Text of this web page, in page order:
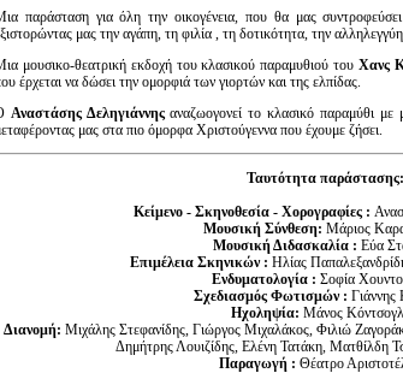
παράσταση για όλη την οικογένεια, που θα μας
μας την αγάπη, τη φιλία , τη δοτικότητα, την αλληλεγγύη.
μουσικο-θεατρική εκδοχή του κλασικού παραμυθιού του Χανς
έρχεται να δώσει την ομορφιά των γιορτών και της ελπίδας.
Αναστάσης Δεληγιάννηςαναζωογονεί το κλασικό παραμύθι με
μας στα πιο όμορφα Χριστούγεννα που έχουμε ζήσει.
Ταυτότητα παράστασης:
Κείμενο - Σκηνοθεσία - Χορογραφίες :
Μουσική Σύνθεση: Μάριος
Μουσική Διδασκαλία : Εύα
Επιμέλεια Σκηνικών : Ηλίας
Ενδυματολογία : Σοφία
Σχεδιασμός Φωτισμών : Γιάννης
Ηχοληψία: Μάνος
Διανομή: Μιχάλης Στεφανίδης, Γιώργος Μιχαλάκος, Φιλιώ
Δημήτρης Λουιζίδης, Ελένη Τατάκη, Ματθίλδη
Παραγωγή : Θέατρο